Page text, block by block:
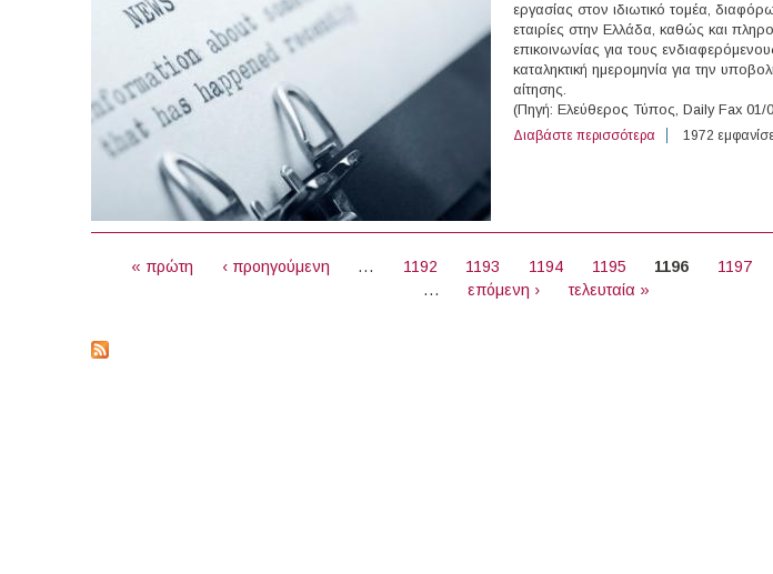
εργασίας στον ιδιωτικό τομέα,
εταιρίες στην Ελλάδα, καθώς και
επικοινωνίας για τους
καταληκτική ημερομηνία για την
αίτησης.
(Πηγή: Ελεύθερος Τύπος, Daily Fax 01/
Διαβάστε περισσότερα για Θέσεις
1972
« πρώτη ‹ προηγούμενη … 1192 1193 1194 1195 1196 1197
…
επόμενη › τελευταία »